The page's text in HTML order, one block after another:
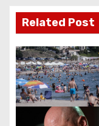
n
a
v
i
Related Post